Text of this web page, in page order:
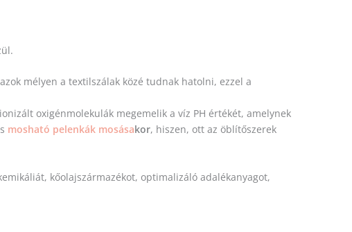
mélyen a textilszálak közé tudnak hatolni, ezzel a
oxigénmolekulák megemelik a víz PH értékét, amelynek
mosható pelenkák mosásakor, hiszen, ott az öblítőszerek
kőolajszármazékot, optimalizáló adalékanyagot,